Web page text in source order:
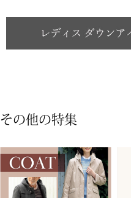
その他の特集